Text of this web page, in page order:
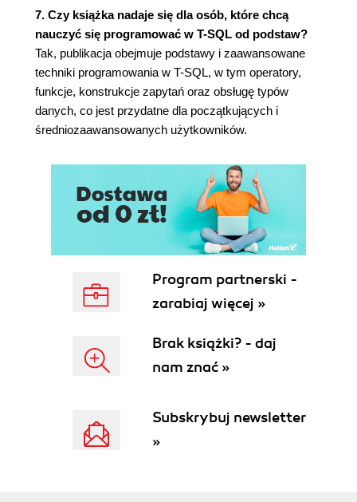
Praca z mechanizmem śledzenia zmian
(127)
Wpływ mechanizmu śledzenia zmian na
zachowanie silnika baz danych (134)
Zalety mechanizmu śledzenia zmian (135)
Mechanizm przechwytywania zmian (dotyczy
edycji Enterprise) (136)
zmian (136)
Działanie mechanizmu przechwytywania
zmian (139)
Praca z mechanizmem przechwytywania
Porównanie mechanizmu śledzenia zmian z
mechanizmem ich przechwytywania (144)
Kompresja danych (dotyczy edycji Enterprise)
Kompresja stron danych (147)
Zarządzanie kompresją danych w konsoli
Szacowanie stopnia kompresji (152)
Usługa wyszukiwania pełnotekstowego (153)
Indeksy pełnotekstowe (154)
7. Czy książka nadaje się dla osób, które chcą
nauczyć się programować w T-SQL od podstaw?
Tak, publikacja obejmuje podstawy i zaawansowane
techniki programowania w T-SQL, w tym operatory,
funkcje, konstrukcje zapytań oraz obsługę typów
danych, co jest przydatne dla początkujących i
średniozaawansowanych użytkowników.
Program partnerski -
zarabiaj więcej »
Brak książki? - daj
nam znać »
Subskrybuj newsletter
»